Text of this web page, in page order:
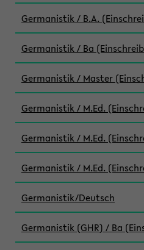
Germanistik / B.A.
Germanistik / Ba
Germanistik / Master
Germanistik / M.Ed.
Germanistik / M.Ed.
Germanistik / M.Ed.
Germanistik/Deutsch
Germanistik (GHR) / Ba